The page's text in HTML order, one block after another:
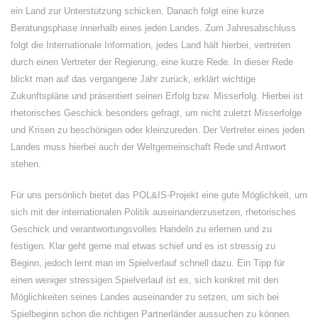
ein Land zur Unterstützung schicken. Danach folgt eine kurze
Beratungsphase innerhalb eines jeden Landes. Zum Jahresabschluss
folgt die Internationale Information, jedes Land hält hierbei, vertreten
durch einen Vertreter der Regierung, eine kurze Rede. In dieser Rede
blickt man auf das vergangene Jahr zurück, erklärt wichtige
Zukunftspläne und präsentiert seinen Erfolg bzw. Misserfolg. Hierbei ist
rhetorisches Geschick besonders gefragt, um nicht zuletzt Misserfolge
und Krisen zu beschönigen oder kleinzureden. Der Vertreter eines jeden
Landes muss hierbei auch der Weltgemeinschaft Rede und Antwort
stehen.
Für uns persönlich bietet das POL&IS-Projekt eine gute Möglichkeit, um
sich mit der internationalen Politik auseinanderzusetzen, rhetorisches
Geschick und verantwortungsvolles Handeln zu erlernen und zu
festigen. Klar geht gerne mal etwas schief und es ist stressig zu
Beginn, jedoch lernt man im Spielverlauf schnell dazu. Ein Tipp für
einen weniger stressigen Spielverlauf ist es, sich konkret mit den
Möglichkeiten seines Landes auseinander zu setzen, um sich bei
Spielbeginn schon die richtigen Partnerländer aussuchen zu können.